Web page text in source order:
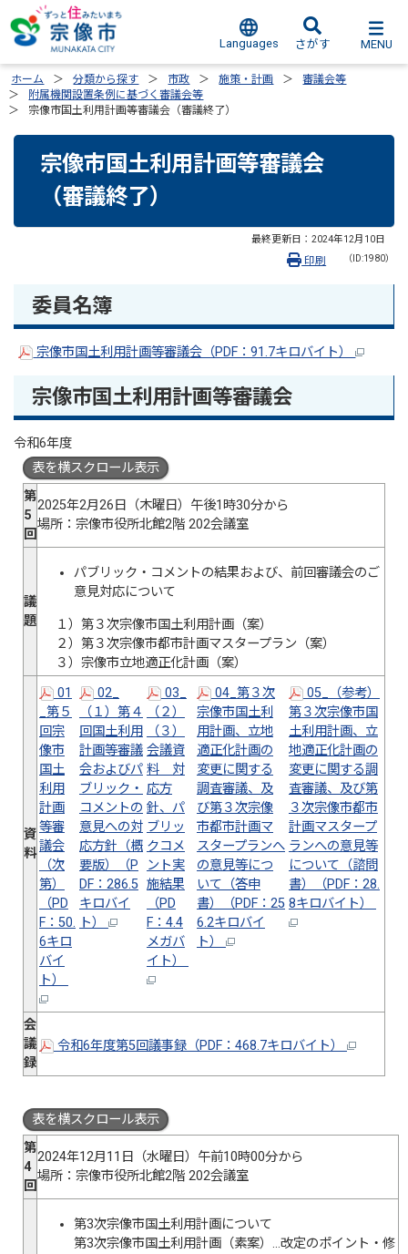
Languages さがす MENU
ホーム 分類から探す 市政 施策・計画
審議会等
附属機関設置条例に基づく審議会等
宗像市国土利用計画等審議会（審議終了）
宗像市国土利用計画等審議会
（審議終了）
最終更新日： 2024年12月10日
（ID:1980）
印刷
委員名簿
宗像市国土利用計画等審議会（PDF：91.7キロバイト）
宗像市国土利用計画等審議会
令和6年度
表を横スクロール表示
第
5
回
2025年2月26日（木曜日）午後1時30分から
場所：宗像市役所北館2階 202会議室
議
題
パブリック・コメントの結果および、前回審議会のご
意見対応について
１）第３次宗像市国土利用計画（案）
２）第３次宗像市都市計画マスタープラン（案）
３）宗像市立地適正化計画（案）
資
料
01
_第５
回宗
像市
国土
利用
計画
等審
議会
（次
第）
（PD
F：50.
6キロ
バイ
ト）
02_
（１）第４
回国土利用
計画等審議
会およびパ
ブリック・
コメントの
意見への対
応方針（概
要版）（P
DF：286.5
キロバイ
ト）
03_
（２）
（３）
会議資
料 対
応方
針、パ
ブリッ
クコメ
ント実
施結果
（PD
F：4.4
メガバ
イト）
04_第３次
宗像市国土利
用計画、立地
適正化計画の
変更に関する
調査審議、及
び第３次宗像
市都市計画マ
スタープランへ
の意見等につ
いて（答申
書）（PDF：25
6.2キロバイ
ト）
05_（参考）
第３次宗像市国
土利用計画、立
地適正化計画の
変更に関する調
査審議、及び第
３次宗像市都市
計画マスタープ
ランへの意見等
について（諮問
書）（PDF：28.
8キロバイト）
会
議
録
令和6年度第5回議事録（PDF：468.7キロバイト）
表を横スクロール表示
第
4
回
2024年12月11日（水曜日）午前10時00分から
場所：宗像市役所北館2階 202会議室
第3次宗像市国土利用計画について
第3次宗像市国土利用計画（素案）…改定のポイント・修